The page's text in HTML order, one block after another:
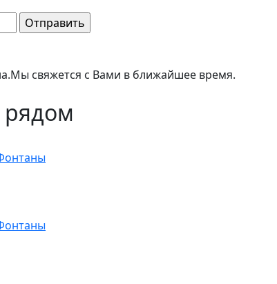
Мы свяжется с Вами в ближайшее время.